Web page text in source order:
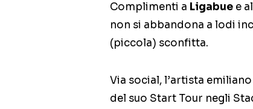
Complimenti a Ligabue e
non si abbandona a lodi
(piccola) sconfitta.
Via social, l’artista
del suo Start Tour negli